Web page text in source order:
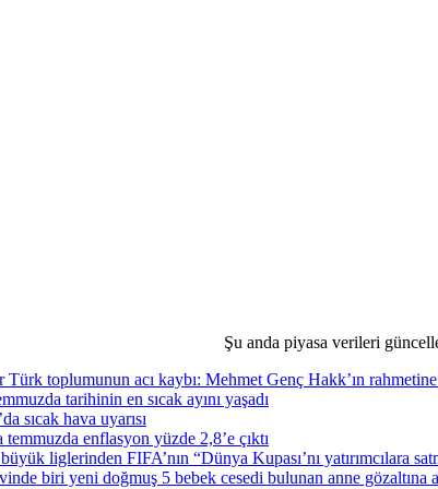
Şu anda piyasa verileri
Türk toplumunun acı kaybı: Mehmet Genç Hakk’ın
tarihinin en sıcak ayını yaşadı
sıcak hava uyarısı
temmuzda enflasyon yüzde 2,8’e çıktı
liglerinden FIFA’nın “Dünya Kupası’nı yatırımcılara
biri yeni doğmuş 5 bebek cesedi bulunan anne gözaltına